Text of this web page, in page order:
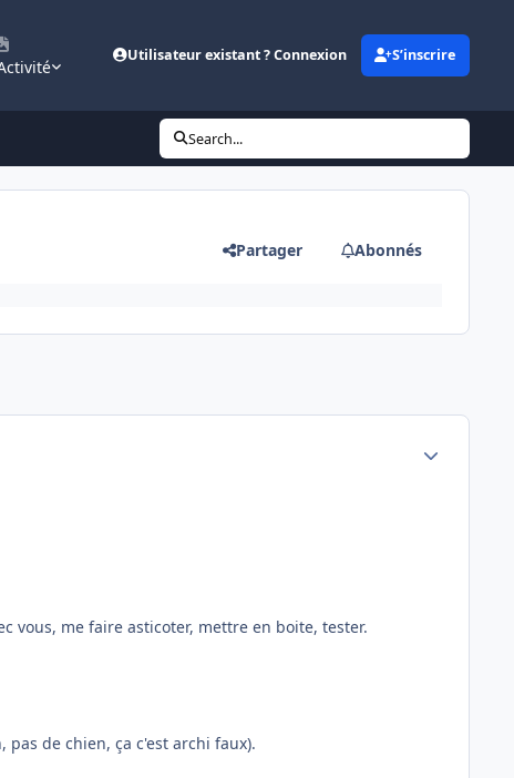
Utilisateur existant ? Connexion S’inscrire
Search...
Partager Abonnés
vous, me faire asticoter, mettre en boite, tester.
de chien, ça c'est archi faux).